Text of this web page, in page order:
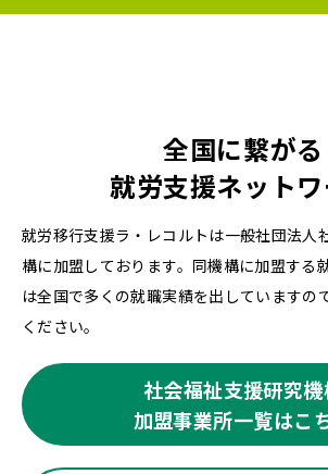
全国に繋がる
就労支援ネット
就労移行支援ラ・レコルトは一般社団法人
構に加盟しております。同機構に加盟する
は全国で多くの就職実績を出していますの
ください。
社会福祉支援研究
加盟事業所一覧はこ